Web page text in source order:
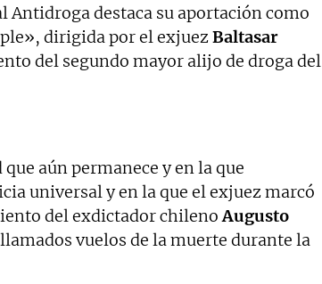
Antidroga destaca su aportación como
dirigida por el exjuezBaltasar
del segundo mayor alijo de droga del
aún permanece y en la que
universal y en la que el exjuez marcó
del exdictador chilenoAugusto
vuelos de la muerte durante la